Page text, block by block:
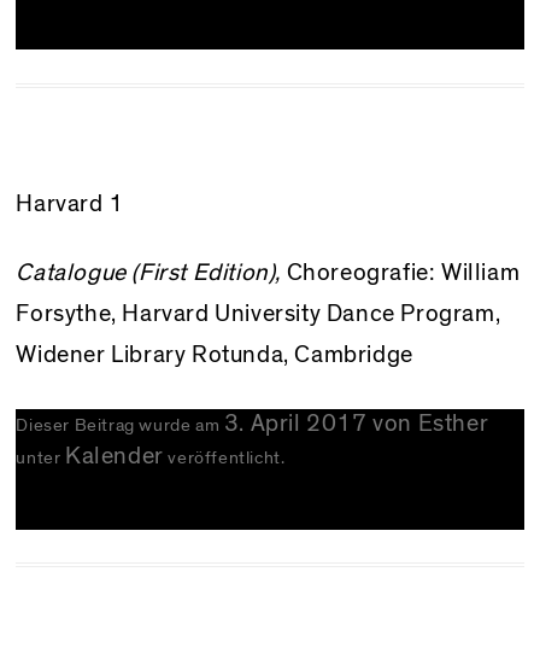
Harvard 1
Catalogue (First Edition), Choreografie: William
Forsythe, Harvard University Dance Program,
Widener Library Rotunda, Cambridge
Dieser Beitrag wurde am 3. April 2017 von Esther
unter Kalender veröffentlicht.